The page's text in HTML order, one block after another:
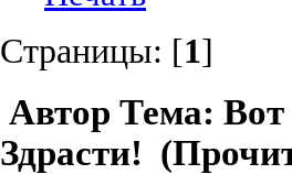
Страницы: [1]
Автор Тема: Вот
Здрасти!